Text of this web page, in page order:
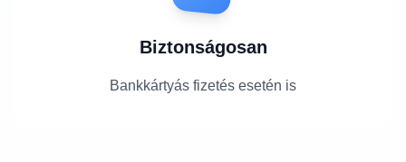
Biztonságosan
Bankkártyás fizetés esetén is